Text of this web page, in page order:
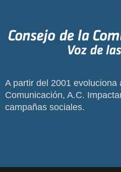
A partir del 2001 evoluciona
Comunicación, A.C.
campañas sociales.